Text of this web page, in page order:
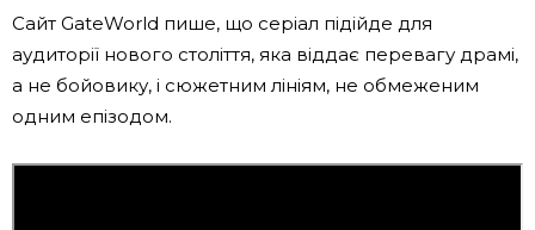
Сайт GateWorld пише, що серіал підійде для
аудиторії нового століття, яка віддає перевагу драмі,
а не бойовику, і сюжетним лініям, не обмеженим
одним епізодом.